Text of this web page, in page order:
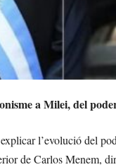
a Milei, del
l’evolució del
de Carlos Menem,